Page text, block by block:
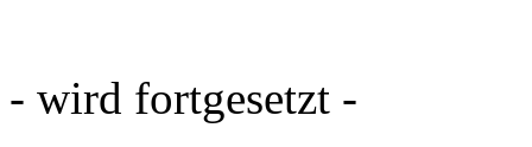
- wird fortgesetzt -